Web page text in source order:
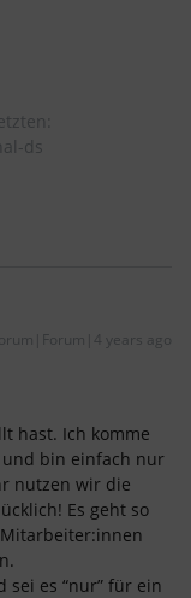
ds
years ago
hast. Ich komme
und bin einfach nur
nutzen wir die
Es geht so
sei es “nur” für ein